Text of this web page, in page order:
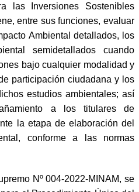
las Inversiones Sostenibles
entre sus funciones, evaluar
Ambiental detallados, los
semidetallados cuando
bajo cualquier modalidad y
participación ciudadana y los
estudios ambientales; así
a los titulares de
la etapa de elaboración del
conforme a las normas
Nº 004-2022-MINAM, se